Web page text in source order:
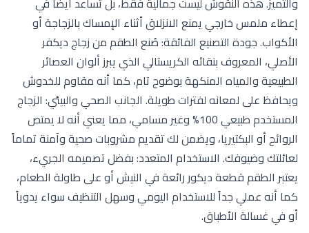
إعطاء ملمس خارجي يمنع الانزلاق أثناء الإمساك بالزجاجة أو
الأكواب. جودة التصنيع الفائقة: صُنع الطقم من زجاج ديكفر
الأصلي، المعروف بنقائه الكريستالي الذي يبرز ألوان العصائر
الطبيعية والمياه المنكهة بوضوح تام، كما أنه مقاوم للخدوش
ويحافظ على لمعانه لفترات طويلة. الجانب الصحي والبيئي: الزجاج
المستخدم طبيعي 100% وغير مسامي، مما يعني أنه لا يمتص
الروائح أو البكتيريا، ويضمن لك تقديم مشروبات صحية وآمنة تماماً
لعائلتك وضيوفك. الاستخدام المتعدد: بفضل تصميمه الجريء،
يعتبر الطقم قطعة ديكور رائعة في النيش أو على طاولة الطعام،
كما أنه عملي جداً للاستخدام اليومي وسهل التنظيف سواء يدوياً
أو في غسالة الأطباق.